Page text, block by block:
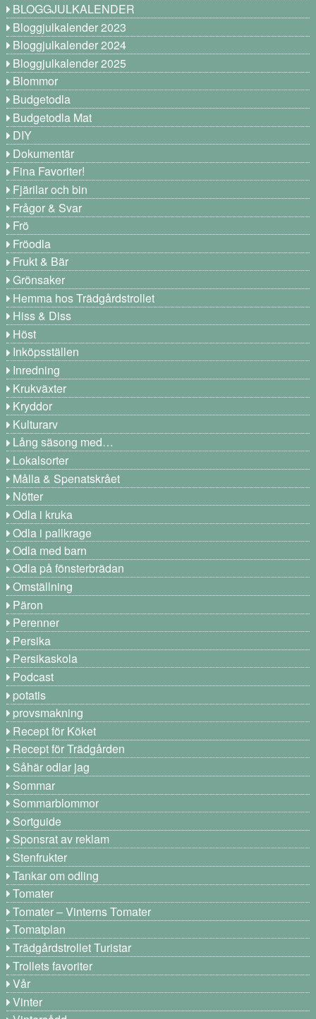
BLOGGJULKALENDER
Bloggjulkalender 2023
Bloggjulkalender 2024
Bloggjulkalender 2025
Blommor
Budgetodla
Budgetodla Mat
DIY
Dokumentär
Fina Favoriter!
Fjärilar och bin
Frågor & Svar
Frö
Fröodla
Frukt & Bär
Grönsaker
Hemma hos Trädgårdstrollet
Hiss & Diss
Höst
Inköpsställen
Inredning
Krukväxter
Kryddor
Kulturarv
Lång säsong med…
Lokalsorter
Målla & Spenatskrået
Nötter
Odla i kruka
Odla i pallkrage
Odla med barn
Odla på fönsterbrädan
Omställning
Päron
Perenner
Persika
Persikaskola
Podcast
potatis
provsmakning
Recept för Köket
Recept för Trädgården
Såhär odlar jag
Sommar
Sommarblommor
Sortguide
Sponsrat av reklam
Stenfrukter
Tankar om odling
Tomater
Tomater – Vinterns Tomater
Tomatplan
Trädgårdstrollet Turistar
Trollets favoriter
Vår
Vinter